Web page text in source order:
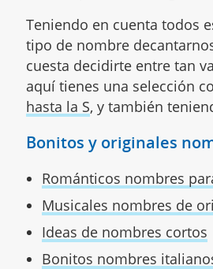
Teniendo en cuenta todos
tipo de nombre
cuesta decidirte entre tan
aquí tienes una selección
hasta la S, y también
Bonitos y originales
Románticos nombres
Musicales nombres de
Ideas de nombres cortos
Bonitos nombres